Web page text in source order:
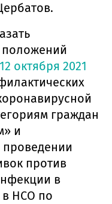
положений
октября 2021
граждан
и
против
в
в НСО по